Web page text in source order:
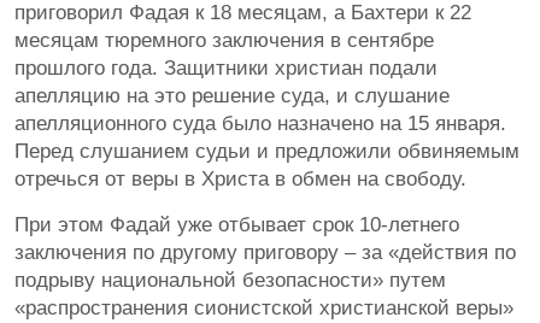
приговорил Фадая к 18 месяцам, а Бахтери к 22
месяцам тюремного заключения в сентябре
прошлого года. Защитники христиан подали
апелляцию на это решение суда, и слушание
апелляционного суда было назначено на 15 января.
Перед слушанием судьи и предложили обвиняемым
отречься от веры в Христа в обмен на свободу.
При этом Фадай уже отбывает срок 10-летнего
заключения по другому приговору – за «действия по
подрыву национальной безопасности» путем
«распространения сионистской христианской веры»